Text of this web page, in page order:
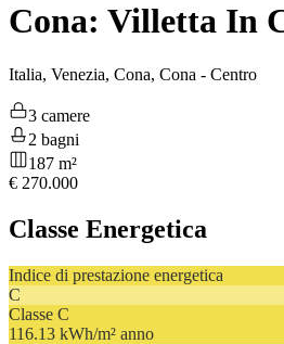
Cona: Villetta In
Italia, Venezia, Cona, Cona - Centro
3 camere
2 bagni
187 m²
€ 270.000
Classe Energetica
Indice di prestazione energetica
C
Classe C
116.13 kWh/m² anno